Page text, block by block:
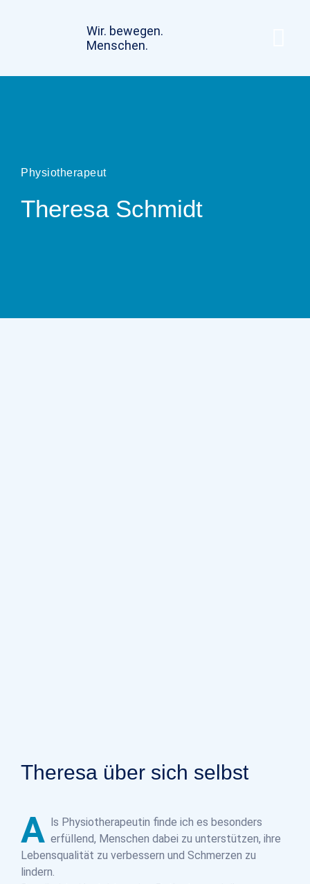
Wir. bewegen.
Menschen.
Physiotherapeut
Theresa Schmidt
Theresa über sich selbst
A
ls Physiotherapeutin finde ich es besonders
erfüllend, Menschen dabei zu unterstützen, ihre
Lebensqualität zu verbessern und Schmerzen zu
lindern.